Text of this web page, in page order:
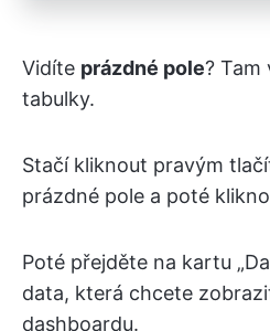
Vidíte prázdné pole? Tam
tabulky.
Stačí kliknout pravým
prázdné pole a poté
Poté přejděte na kartu
data, která chcete
dashboardu.